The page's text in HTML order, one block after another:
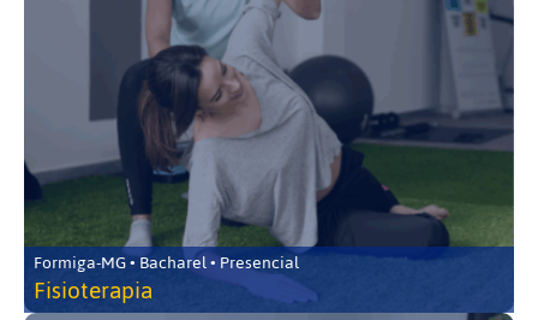
Formiga-MG • Bacharel • Presencial
Fisioterapia